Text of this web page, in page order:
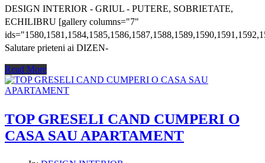
DESIGN INTERIOR - GRIUL - PUTERE, SOBRIETATE,
ECHILIBRU [gallery columns="7"
Salutare prieteni ai DIZEN-
Read More
TOP GRESELI CAND CUMPERI O
CASA SAU APARTAMENT